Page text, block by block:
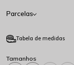
Parcelas
Tabela de medidas